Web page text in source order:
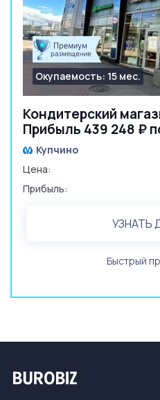
Кондитерский
Прибыль 439 248 ₽
Окупаемость: 15 мес.
Купчино
Цена:
Прибыль:
УЗНАТЬ
Быстрый